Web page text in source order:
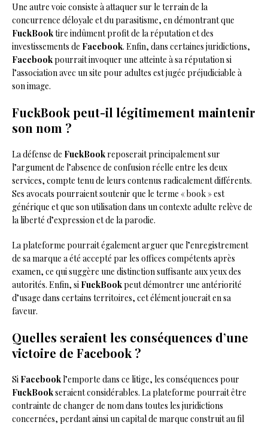
Une autre voie consiste à attaquer sur le terrain de la
concurrence déloyale et du parasitisme, en démontrant que
FuckBooktire indûment profit de la réputation et des
investissements de Facebook. Enfin, dans certaines juridictions,
Facebookpourrait invoquer une atteinte à sa réputation si
l’association avec un site pour adultes est jugée préjudiciable à
son image.
FuckBook peut-il légitimement maintenir
son nom ?
La défense de FuckBookreposerait principalement sur
l’argument de l’absence de confusion réelle entre les deux
services, compte tenu de leurs contenus radicalement différents.
Ses avocats pourraient soutenir que le terme « book » est
générique et que son utilisation dans un contexte adulte relève de
la liberté d’expression et de la parodie.
La plateforme pourrait également arguer que l’enregistrement
de sa marque a été accepté par les offices compétents après
examen, ce qui suggère une distinction suffisante aux yeux des
autorités. Enfin, si FuckBookpeut démontrer une antériorité
d’usage dans certains territoires, cet élément jouerait en sa
faveur.
Quelles seraient les conséquences d’une
victoire de Facebook ?
Si Facebookl’emporte dans ce litige, les conséquences pour
FuckBookseraient considérables. La plateforme pourrait être
contrainte de changer de nom dans toutes les juridictions
concernées, perdant ainsi un capital de marque construit au fil